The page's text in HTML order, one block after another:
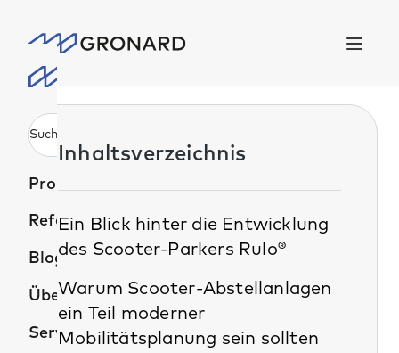
Produkte
Referenzprojekte
Blog
Über uns
Services
Inhaltsverzeichnis
Ein Blick hinter die Entwicklung
des Scooter-Parkers Rulo®
Warum Scooter-Abstellanlagen
ein Teil moderner
Mobilitätsplanung sein sollten